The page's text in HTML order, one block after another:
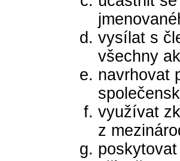
vysílat s
všechny
navrhovat
využívat
z